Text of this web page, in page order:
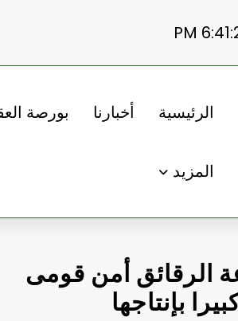
6:41:29
الرئيسية أخبارنا بورصة
المزيد
الرقائق أمن قومى
بإنتاجها